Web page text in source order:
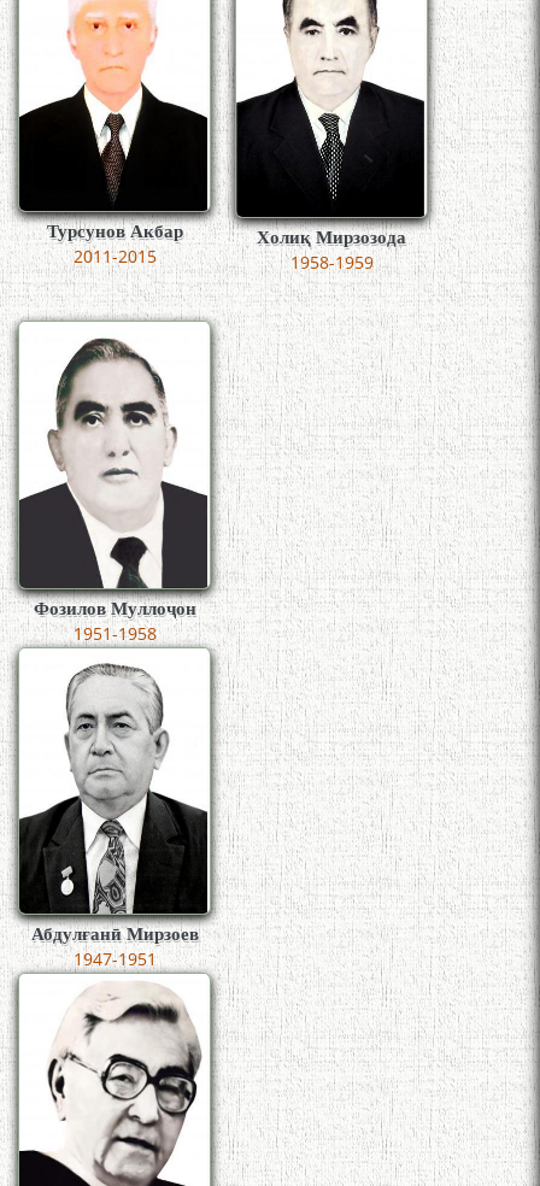
Турсунов Акбар
2011-2015
Холиқ Мирзозода
1958-1959
Фозилов Муллоҷон
1951-1958
Абдулғанӣ Мирзоев
1947-1951